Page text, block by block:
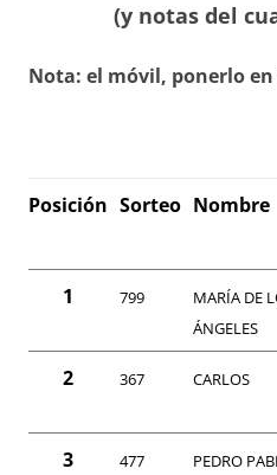
(y notas del
Nota: el móvil, ponerlo
Posición Sorteo Nombre
1 799
MARÍA DE
ÁNGELES
2 367 CARLOS
3 477 PEDRO